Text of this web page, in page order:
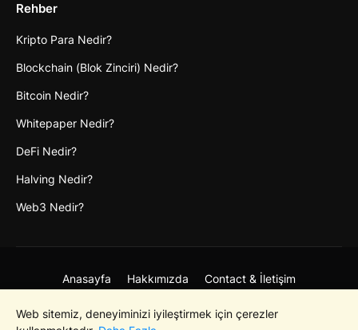
Rehber
Kripto Para Nedir?
Blockchain (Blok Zinciri) Nedir?
Bitcoin Nedir?
Whitepaper Nedir?
DeFi Nedir?
Halving Nedir?
Web3 Nedir?
Copyright © 2021-2026 Bivizyoner Tüm Hakları Saklıdır
Anasayfa Hakkımızda
Contact & İletişim
Web sitemiz, deneyiminizi iyileştirmek için çerezler